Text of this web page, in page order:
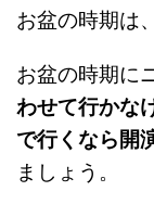
お盆の時期は
お盆の時期に
わせて行かな
で行くなら開
ましょう。